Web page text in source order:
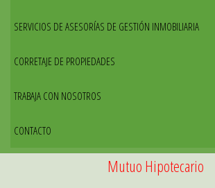
SERVICIOS DE ASESORÍAS DE GESTIÓN INMOBILIARIA
CORRETAJE DE PROPIEDADES
TRABAJA CON NOSOTROS
CONTACTO
Mutuo Hipotecario